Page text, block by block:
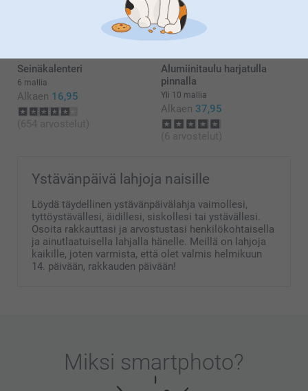
(25 arvostelut)
Seinäkalenteri
6 mallia
Alkaen 16,95
(654 arvostelut)
Alumiinitaulu harjatulla
pinnalla
Yli 10 mallia
Alkaen 37,95
(6 arvostelut)
Ystävänpäivä lahjoja naisille
Löydä täydellinen ystävänpäivälahja vaimollesi,
tyttöystävällesi, äidillesi, siskollesi tai ystävällesi.
Osoita rakkauttasi ja arvostustasi henkilökohtaisella
ja ainutlaatuisella lahjalla hänelle. Meillä on lahjoja
kaikille, joten varmista, että olet valmis helmikuun
14. päivään, rakkauden päivään!
Miksi smartphoto?